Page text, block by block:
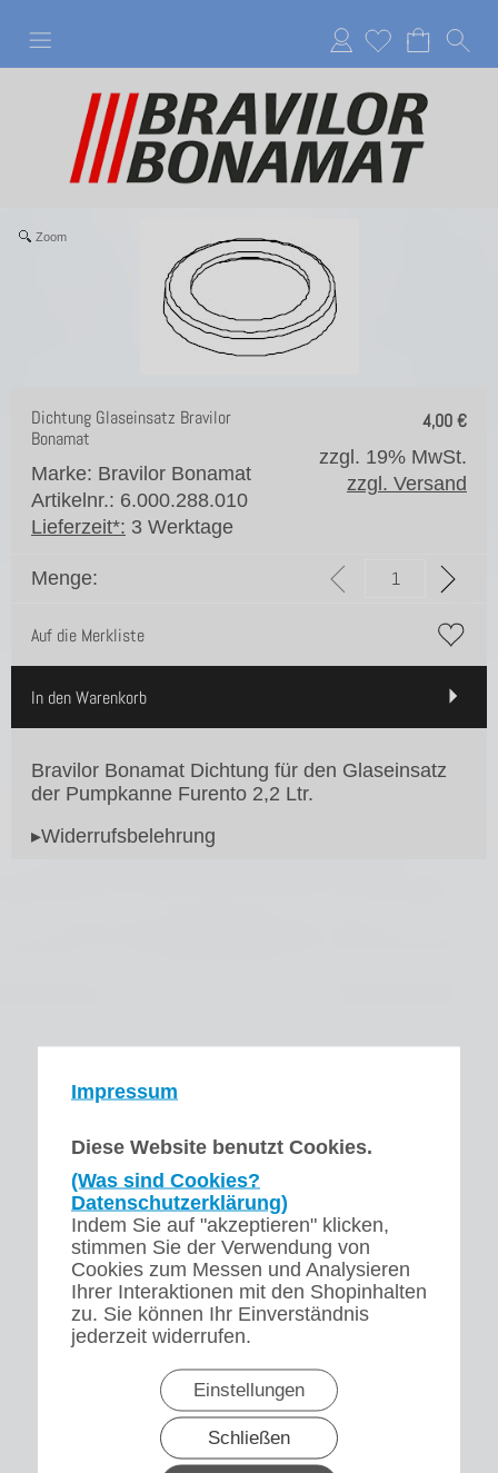
Impressum
Diese Website benutzt Cookies.
(Was sind Cookies?
Datenschutzerklärung)
Indem Sie auf "akzeptieren" klicken,
stimmen Sie der Verwendung von
Cookies zum Messen und Analysieren
Ihrer Interaktionen mit den Shopinhalten
zu. Sie können Ihr Einverständnis
jederzeit widerrufen.
Einstellungen
Schließen
Anmelden
Zoom
4,00€
Dichtung Glaseinsatz Bravilor
Bonamat
Marke: Bravilor Bonamat
Artikelnr.: 6.000.288.010
Lieferzeit*: 3 Werktage
zzgl. 19% MwSt.
zzgl. Versand
Menge:
Auf die Merkliste
In den Warenkorb
Bravilor Bonamat Dichtung für den Glaseinsatz
der Pumpkanne Furento 2,2 Ltr.
▸Widerrufsbelehrung